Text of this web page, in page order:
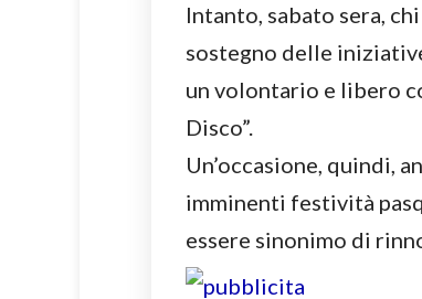
Intanto, sabato sera,
sostegno delle
un volontario e libero
Disco”.
Un’occasione, quindi,
imminenti festività
essere sinonimo di